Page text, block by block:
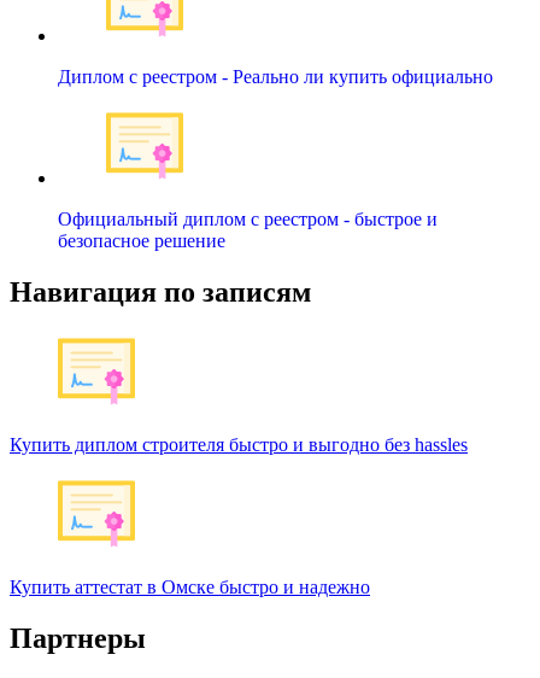
Диплом с реестром - Реально ли купить официально
Официальный диплом с реестром - быстрое и
безопасное решение
Навигация по записям
Купить диплом строителя быстро и выгодно без hassles
Купить аттестат в Омске быстро и надежно
Партнеры